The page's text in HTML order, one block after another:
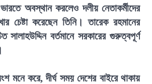
অবস্থান করলেও দলীয় নেতাকর্মীদের
চেষ্টা করেছেন তিনি। তারেক রহমানের
সালাহউদ্দিন বর্তমানে সরকারের গুরুত্বপূর্ণ
মনে করে, দীর্ঘ সময় দেশের বাইরে থাকায়